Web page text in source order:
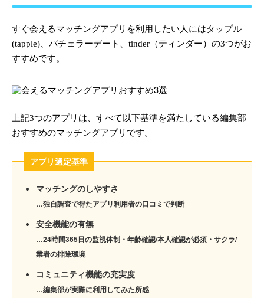
すぐ会えるマッチングアプリを利用したい人にはタップル
(tapple)、バチェラーデート、tinder（ティンダー）の3つがお
すすめです。
上記3つのアプリは、すべて以下基準を満たしている編集部
おすすめのマッチングアプリです。
アプリ選定基準
マッチングのしやすさ
…独自調査で得たアプリ利用者の口コミで判断
安全機能の有無
…24時間365日の監視体制・年齢確認/本人確認が必須・サクラ/
業者の排除環境
コミュニティ機能の充実度
…編集部が実際に利用してみた所感